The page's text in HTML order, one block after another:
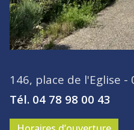
146, place de l'Eglise -
Tél. 04 78 98 00 43